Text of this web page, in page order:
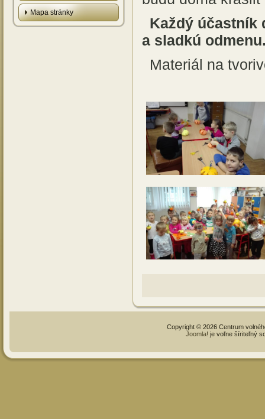
Mapa stránky
Každý účastník
a sladkú
Materiál na
Copyright © 2026 Centrum
Joomla! je voľne šíriteľný